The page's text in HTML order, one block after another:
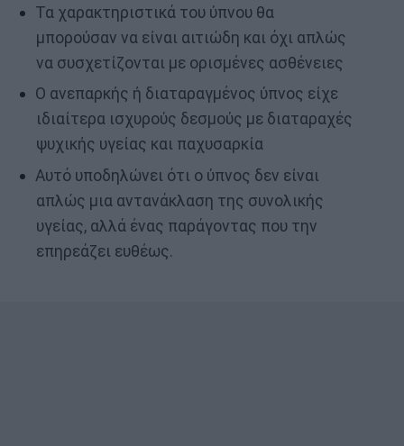
Τα χαρακτηριστικά του ύπνου θα
μπορούσαν να είναι αιτιώδη και όχι απλώς
να συσχετίζονται με ορισμένες ασθένειες
Ο ανεπαρκής ή διαταραγμένος ύπνος είχε
ιδιαίτερα ισχυρούς δεσμούς με διαταραχές
ψυχικής υγείας και παχυσαρκία
Αυτό υποδηλώνει ότι ο ύπνος δεν είναι
απλώς μια αντανάκλαση της συνολικής
υγείας, αλλά ένας παράγοντας που την
επηρεάζει ευθέως.